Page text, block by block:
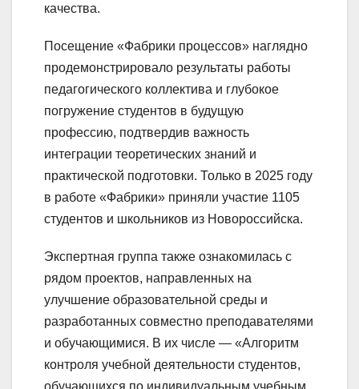
качества.
Посещение «Фабрики процессов» наглядно
продемонстрировало результаты работы
педагогического коллектива и глубокое
погружение студентов в будущую
профессию, подтвердив важность
интеграции теоретических знаний и
практической подготовки. Только в 2025 году
в работе «Фабрики» приняли участие 1105
студентов и школьников из Новороссийска.
Экспертная группа также ознакомилась с
рядом проектов, направленных на
улучшение образовательной среды и
разработанных совместно преподавателями
и обучающимися. В их числе — «Алгоритм
контроля учебной деятельности студентов,
обучающихся по индивидуальным учебным